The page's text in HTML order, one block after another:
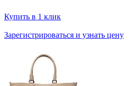
Купить в 1 клик
Зарегистрироваться и узнать цену